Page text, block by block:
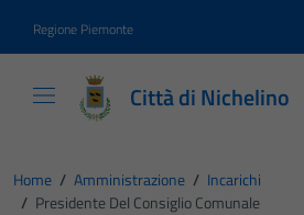
Regione Piemonte
Città di Nichelino
Home / Amministrazione / Incarichi
/ Presidente Del Consiglio Comunale